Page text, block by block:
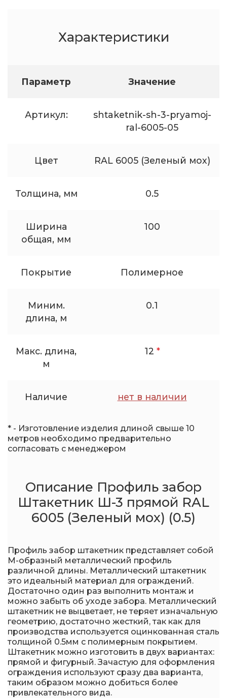
Характеристики
Параметр Значение
Артикул:
shtaketnik-sh-3-pryamoj-
ral-6005-05
Цвет RAL 6005 (Зеленый мох)
Толщина, мм 0.5
Ширина
общая, мм
100
Покрытие Полимерное
Миним.
длина, м
0.1
Макс. длина,
м
12 *
Наличие нет в наличии
* - Изготовление изделия длиной свыше 10
метров необходимо предварительно
согласовать с менеджером
Описание Профиль забор
Штакетник Ш-3 прямой RAL
6005 (Зеленый мох) (0.5)
Профиль забор штакетник представляет собой
М-образный металлический профиль
различной длины. Металлический штакетник
это идеальный материал для ограждений.
Достаточно один раз выполнить монтаж и
можно забыть об уходе забора. Металлический
штакетник не выцветает, не теряет изначальную
геометрию, достаточно жесткий, так как для
производства используется оцинкованная сталь
толщиной 0.5мм с полимерным покрытием.
Штакетник можно изготовить в двух вариантах:
прямой и фигурный. Зачастую для оформления
ограждения используют сразу два варианта,
таким образом можно добиться более
привлекательного вида.